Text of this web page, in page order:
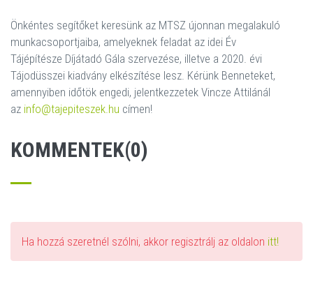
Önkéntes segítőket keresünk az MTSZ újonnan megalakuló
munkacsoportjaiba, amelyeknek feladat az idei Év
Tájépítésze Díjátadó Gála szervezése, illetve a 2020. évi
Tájodüsszei kiadvány elkészítése lesz. Kérünk Benneteket,
amennyiben időtök engedi, jelentkezzetek Vincze Attilánál
az info@tajepiteszek.hu címen!
KOMMENTEK(0)
Ha hozzá szeretnél szólni, akkor regisztrálj az oldalon itt!